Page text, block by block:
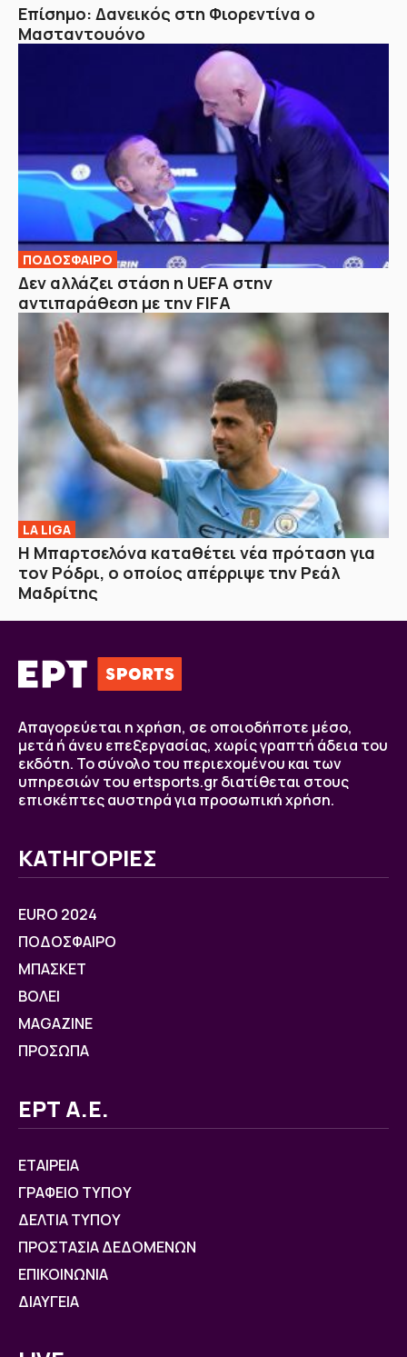
Επίσημο: Δανεικός στη Φιορεντίνα ο
Μασταντουόνο
ΠΟΔΟΣΦΑΙΡΟ
Δεν αλλάζει στάση η UEFA στην
αντιπαράθεση με την FIFA
LA LIGA
Η Μπαρτσελόνα καταθέτει νέα πρόταση για
τον Ρόδρι, ο οποίος απέρριψε την Ρεάλ
Μαδρίτης
Απαγορεύεται η χρήση, σε οποιοδήποτε μέσο,
μετά ή άνευ επεξεργασίας, χωρίς γραπτή άδεια του
εκδότη. Το σύνολο του περιεχομένου και των
υπηρεσιών του ertsports.gr διατίθεται στους
επισκέπτες αυστηρά για προσωπική χρήση.
ΚΑΤΗΓΟΡΙΕΣ
EURO 2024
ΠΟΔΟΣΦΑΙΡΟ
ΜΠΑΣΚΕΤ
ΒOΛΕΙ
MAGAZINE
ΠΡΟΣΩΠΑ
ΕΡΤ Α.Ε.
ΕΤΑΙΡΕΙΑ
ΓΡΑΦΕΙΟ ΤΥΠΟΥ
ΔΕΛΤΙΑ ΤΥΠΟΥ
ΠΡΟΣΤΑΣΙΑ ΔΕΔΟΜΕΝΩΝ
ΕΠΙΚΟΙΝΩΝΙΑ
ΔΙΑΥΓΕΙΑ